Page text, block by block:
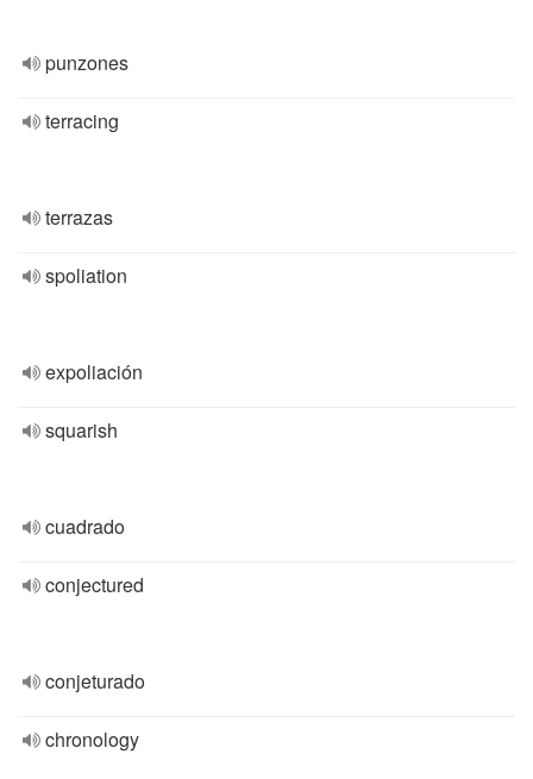
punzones
terracing
terrazas
spoliation
expoliación
squarish
cuadrado
conjectured
conjeturado
chronology